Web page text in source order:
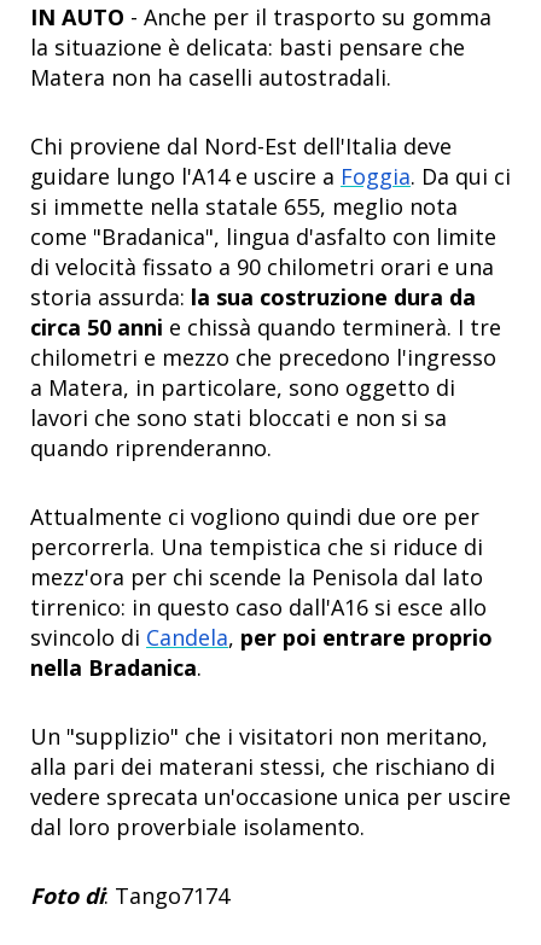
IN AUTO - Anche per il trasporto su gomma
la situazione è delicata: basti pensare che
Matera non ha caselli autostradali.
Chi proviene dal Nord-Est dell'Italia deve
guidare lungo l'A14 e uscire a Foggia. Da qui ci
si immette nella statale 655, meglio nota
come "Bradanica", lingua d'asfalto con limite
di velocità fissato a 90 chilometri orari e una
storia assurda: la sua costruzione dura da
circa 50 anni e chissà quando terminerà. I tre
chilometri e mezzo che precedono l'ingresso
a Matera, in particolare, sono oggetto di
lavori che sono stati bloccati e non si sa
quando riprenderanno.
Attualmente ci vogliono quindi due ore per
percorrerla. Una tempistica che si riduce di
mezz'ora per chi scende la Penisola dal lato
tirrenico: in questo caso dall'A16 si esce allo
svincolo di Candela, per poi entrare proprio
nella Bradanica.
Un "supplizio" che i visitatori non meritano,
alla pari dei materani stessi, che rischiano di
vedere sprecata un'occasione unica per uscire
dal loro proverbiale isolamento.
Foto di: Tango7174